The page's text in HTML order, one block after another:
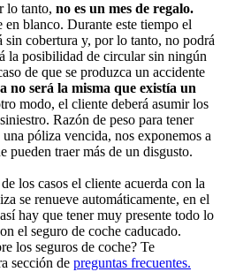
lo tanto, no es un mes de regalo.
en blanco. Durante este tiempo el
sin cobertura y, por lo tanto, no podrá
la posibilidad de circular sin ningún
de que se produzca un accidente
no será la misma que existía un
modo, el cliente deberá asumir los
Razón de peso para tener
póliza vencida, nos exponemos a
pueden traer más de un disgusto.
los casos el cliente acuerda con la
se renueve automáticamente, en el
hay que tener muy presente todo lo
el seguro de coche caducado.
los seguros de coche? Te
sección de preguntas frecuentes.